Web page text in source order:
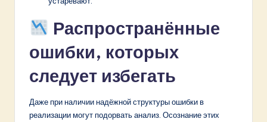
Распространённые
ошибки, которых
следует избегать
Даже при наличии надёжной структуры ошибки в
реализации могут подорвать анализ. Осознание этих